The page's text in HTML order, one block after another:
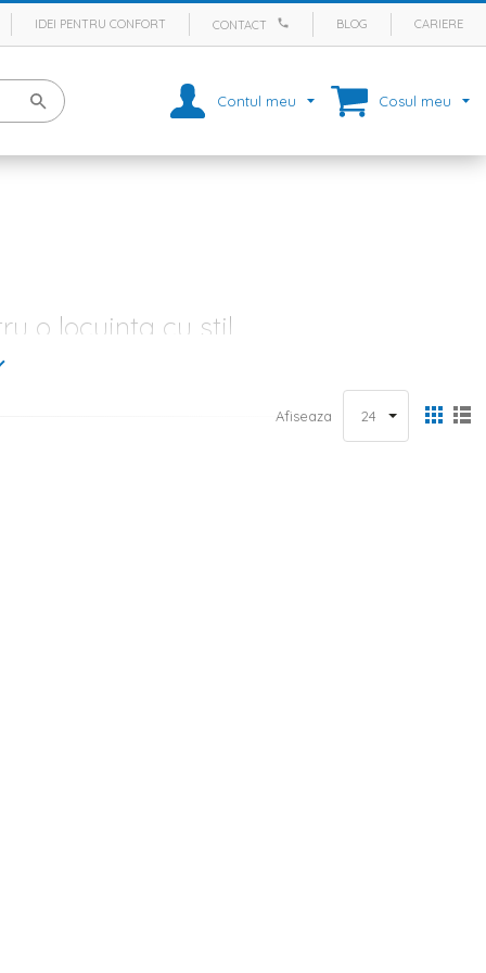
IDEI PENTRU CONFORT CONTACT BLOG CARIERE
Contul meu Cosul meu
o locuinta cu stil
sfarsit – aceea de a crea un spatiu practic, dar care sa exprime
sunt chiar veiozele. Complementare corpurilor mari de
seara si, in mod evident, contribuie enorm la designul camerei.
Pe homelux.ro gasesti o gama diversificata de modele, atat
de becuri, optand pentru o
de amenajare, cat si cu cel etnic sau romantic. Te intampinam cu
potrivesc cu celelalte
vor sa se incadreze intr-un anumit stil de amenajare. Daca
sa le pozitionezi pe fiecare
calda si primitoare. De altfel, poti achizitiona si o
oferta noastra, alege-ti modelele preferate si bucura-te
Afiseaza